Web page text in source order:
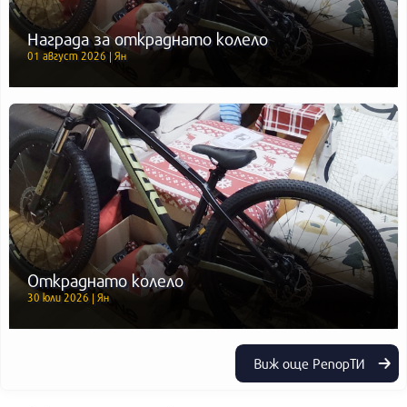
Награда за откраднато колело
01 август 2026 | Ян
Откраднато колело
30 юли 2026 | Ян
Виж още РепорТИ